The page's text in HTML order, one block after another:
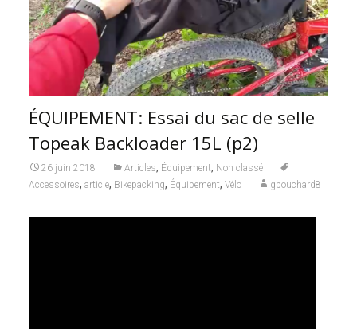
ÉQUIPEMENT: Essai du sac de selle
Topeak Backloader 15L (p2)
26 juin 2018 Articles, Équipement, Non classé
Accessoires, article, Bikepacking, Équipement, Vélo gbouchard8